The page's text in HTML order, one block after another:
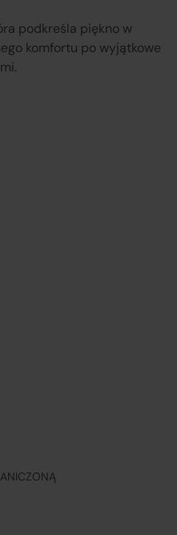
podkreśla piękno w
komfortu po wyjątkowe